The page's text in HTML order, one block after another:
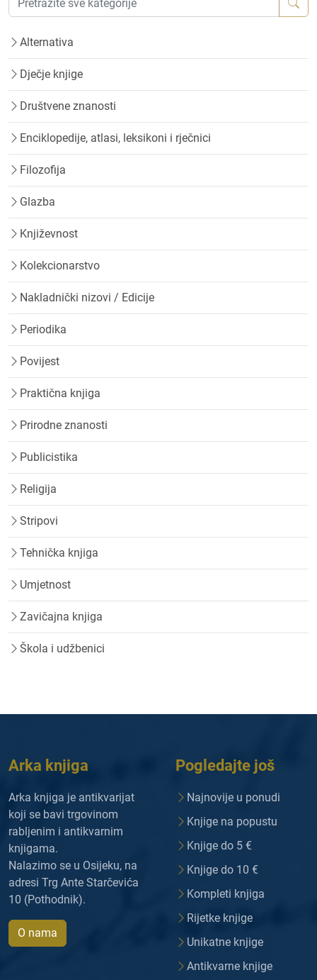
Alternativa
Dječje knjige
Društvene znanosti
Enciklopedije, atlasi, leksikoni i rječnici
Filozofija
Glazba
Književnost
Kolekcionarstvo
Nakladnički nizovi / Edicije
Periodika
Povijest
Praktična knjiga
Prirodne znanosti
Publicistika
Religija
Stripovi
Tehnička knjiga
Umjetnost
Zavičajna knjiga
Škola i udžbenici
Arka knjiga
Arka knjiga je antikvarijat
koji se bavi trgovinom
rabljenim i antikvarnim
knjigama.
Nalazimo se u Osijeku, na
adresi Trg Ante Starčevića
10 (Pothodnik).
O nama
Pogledajte još
Najnovije u ponudi
Knjige na popustu
Knjige do 5 €
Knjige do 10 €
Kompleti knjiga
Rijetke knjige
Unikatne knjige
Antikvarne knjige